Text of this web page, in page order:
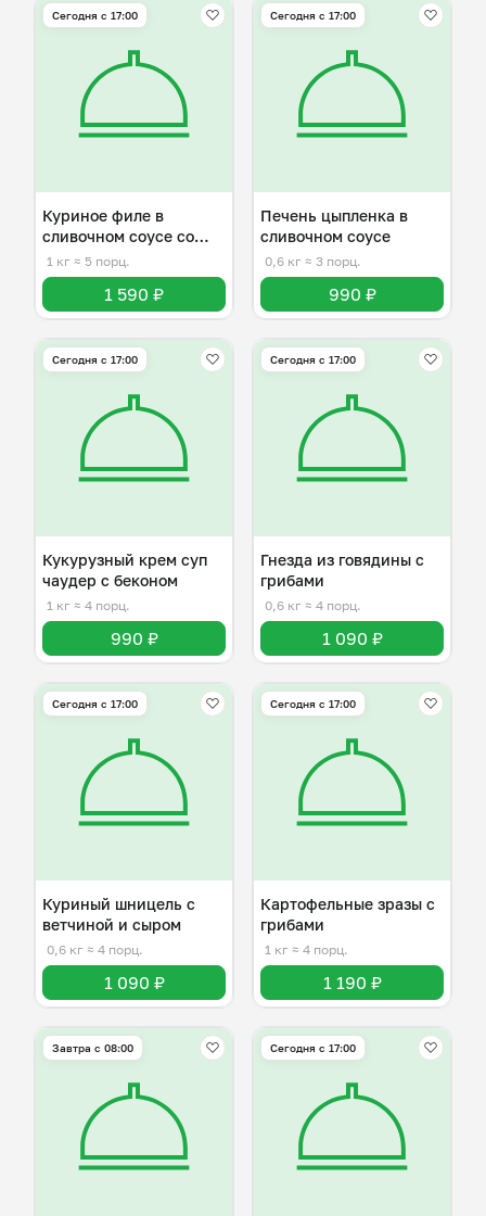
Сегодня с 17:00
Куриное филе в
сливочном соусе со
шпинатом
1 кг ≈ 5 порц.
1 590 ₽
Сегодня с 17:00
Печень цыпленка в
сливочном соусе
0,6 кг ≈ 3 порц.
990 ₽
Сегодня с 17:00
Кукурузный крем суп
чаудер с беконом
1 кг ≈ 4 порц.
990 ₽
Сегодня с 17:00
Гнезда из говядины с
грибами
0,6 кг ≈ 4 порц.
1 090 ₽
Сегодня с 17:00
Куриный шницель с
ветчиной и сыром
0,6 кг ≈ 4 порц.
1 090 ₽
Сегодня с 17:00
Картофельные зразы с
грибами
1 кг ≈ 4 порц.
1 190 ₽
Завтра c 08:00 Сегодня с 17:00